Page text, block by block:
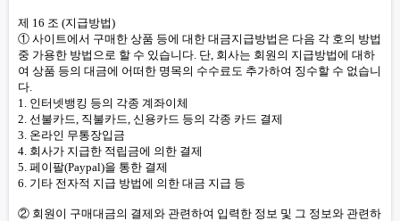
제 16 조 (지급방법)
① 사이트에서 구매한 상품 등에 대한 대금지급방법은 다음 각 호의 방법
중 가용한 방법으로 할 수 있습니다. 단, 회사는 회원의 지급방법에 대하
여 상품 등의 대금에 어떠한 명목의 수수료도 추가하여 징수할 수 없습니
다.
1. 인터넷뱅킹 등의 각종 계좌이체
2. 선불카드, 직불카드, 신용카드 등의 각종 카드 결제
3. 온라인 무통장입금
4. 회사가 지급한 적립금에 의한 결제
5. 페이팔(Paypal)을 통한 결제
6. 기타 전자적 지급 방법에 의한 대금 지급 등
② 회원이 구매대금의 결제와 관련하여 입력한 정보 및 그 정보와 관련하